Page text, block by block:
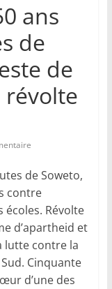
ans
de
de
de Soweto,
contre
écoles. Révolte
d’apartheid et
lutte contre la
Cinquante
d’une des